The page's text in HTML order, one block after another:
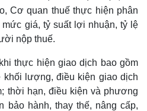
Cơ quan thuế thực hiện phân
giá, tỷ suất lợi nhuận, tỷ lệ
nộp thuế.
thực hiện giao dịch bao gồm
khối lượng, điều kiện giao dịch
thời hạn, điều kiện và phương
bảo hành, thay thế, nâng cấp,